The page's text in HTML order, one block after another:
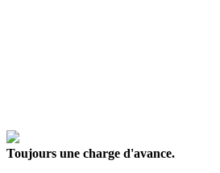
Toujours une charge d'avance.